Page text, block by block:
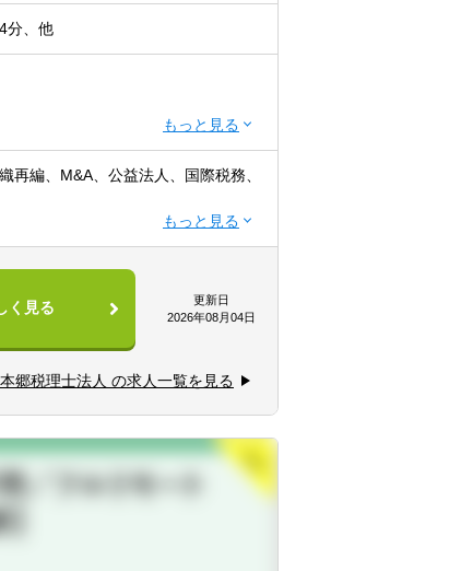
分、他
理士科目1科目以上の取得者
営コンサルティングに携りたい方
方
再編、M&A、公益法人、国際税務、
ビス提供しています。
断士など、税務・会計に関わる様々
、互いにチームを組んで業務を進
祉法人、地方公共団体、海外法
く見る
更新日
2026年08月04日
郷税理士法人 の求人一覧を見る